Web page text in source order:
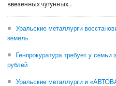
ввезенных чугунных...
Уральские металлурги
земель
Генпрокуратура требует у
рублей
Уральские металлурги и